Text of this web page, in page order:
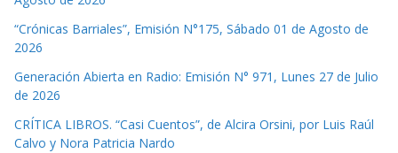
“Crónicas Barriales”, Emisión N°175, Sábado 01 de Agosto de
2026
Generación Abierta en Radio: Emisión N° 971, Lunes 27 de Julio
de 2026
CRÍTICA LIBROS. “Casi Cuentos”, de Alcira Orsini, por Luis Raúl
Calvo y Nora Patricia Nardo